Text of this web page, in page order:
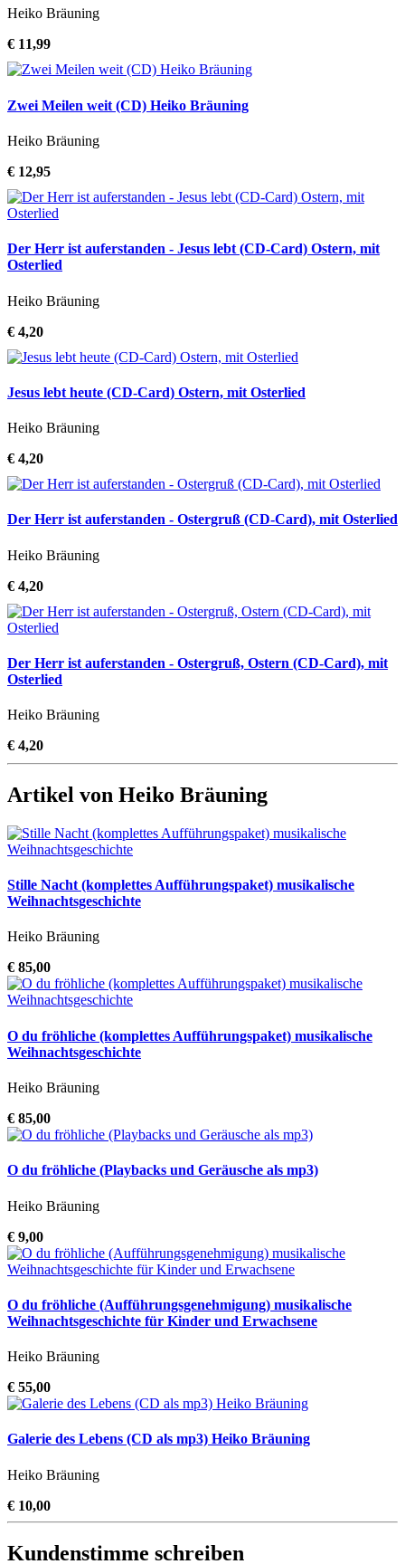
Heiko Bräuning
€ 11,99
Zwei Meilen weit (CD) Heiko Bräuning
Heiko Bräuning
€ 12,95
Der Herr ist auferstanden - Jesus lebt (CD-Card) Ostern, mit
Osterlied
Heiko Bräuning
€ 4,20
Jesus lebt heute (CD-Card) Ostern, mit Osterlied
Heiko Bräuning
€ 4,20
Der Herr ist auferstanden - Ostergruß (CD-Card), mit Osterlied
Heiko Bräuning
€ 4,20
Der Herr ist auferstanden - Ostergruß, Ostern (CD-Card), mit
Osterlied
Heiko Bräuning
€ 4,20
Artikel von Heiko Bräuning
Stille Nacht (komplettes Aufführungspaket) musikalische
Weihnachtsgeschichte
Heiko Bräuning
€ 85,00
O du fröhliche (komplettes Aufführungspaket) musikalische
Weihnachtsgeschichte
Heiko Bräuning
€ 85,00
O du fröhliche (Playbacks und Geräusche als mp3)
Heiko Bräuning
€ 9,00
O du fröhliche (Aufführungsgenehmigung) musikalische
Weihnachtsgeschichte für Kinder und Erwachsene
Heiko Bräuning
€ 55,00
Galerie des Lebens (CD als mp3) Heiko Bräuning
Heiko Bräuning
€ 10,00
Kundenstimme schreiben